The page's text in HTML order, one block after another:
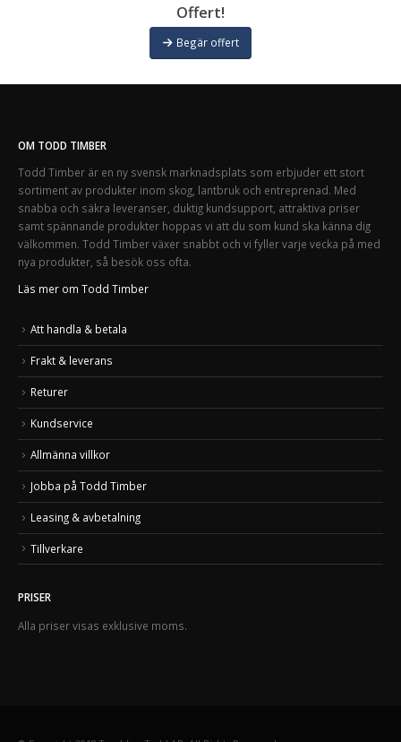
Offert!
Begär offert
OM TODD TIMBER
Todd Timber är en ny svensk marknadsplats som erbjuder ett stort
sortiment av produkter inom skog, lantbruk och entreprenad. Med
snabba och säkra leveranser, duktig kundsupport, attraktiva priser
samt spännande produkter hoppas vi att du som kund ska känna dig
välkommen. Todd Timber växer snabbt och vi fyller varje vecka på med
nya produkter, så besök oss ofta.
Läs mer om Todd Timber
Att handla & betala
Frakt & leverans
Returer
Kundservice
Allmänna villkor
Jobba på Todd Timber
Leasing & avbetalning
Tillverkare
PRISER
Alla priser visas exklusive moms.